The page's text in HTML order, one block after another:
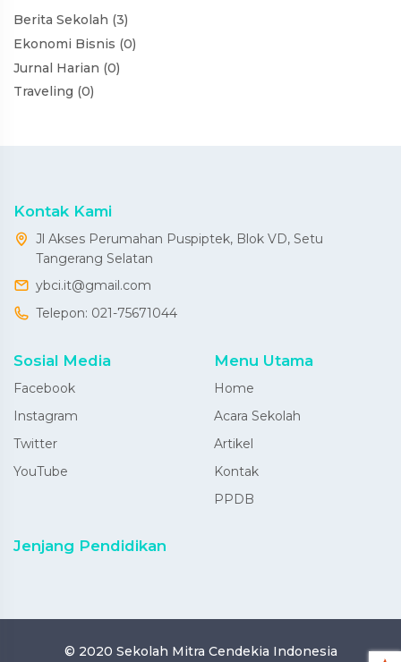
Berita Sekolah (3)
Ekonomi Bisnis (0)
Jurnal Harian (0)
Traveling (0)
Kontak Kami
Jl Akses Perumahan Puspiptek, Blok VD, Setu
Tangerang Selatan
ybci.it@gmail.com
Telepon: 021-75671044
Sosial Media
Facebook
Instagram
Twitter
YouTube
Menu Utama
Home
Acara Sekolah
Artikel
Kontak
PPDB
Jenjang Pendidikan
© 2020 Sekolah Mitra Cendekia Indonesia